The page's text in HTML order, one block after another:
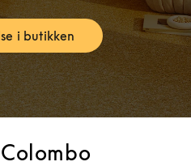
i butikken
Link Opens in New Tab